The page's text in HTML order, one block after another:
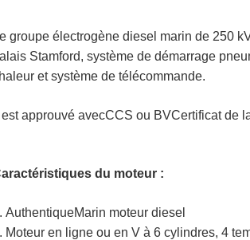
groupe électrogène diesel marin de 250
Stamford, système de démarrage
et système de télécommande.
approuvé avecCCS ou BVCertificat de
du moteur :
AuthentiqueMarin moteur diesel
Moteur en ligne ou en V à 6 cylindres, 4